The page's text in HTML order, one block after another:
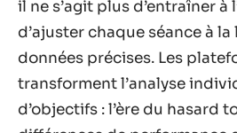
il ne s’agit plus d’entraîner à
d’ajuster chaque séance à
données précises. Les
transforment l’analyse
d’objectifs : l’ère du hasard